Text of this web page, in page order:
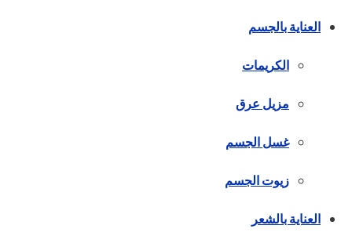
العناية بالجسم
الكريمات
مزيل عرق
غسل الجسم
زيوت الجسم
العناية بالشعر